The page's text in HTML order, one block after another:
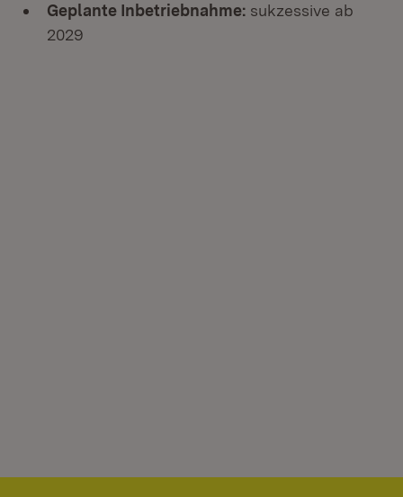
Geplante Inbetriebnahme: sukzessive ab
2029